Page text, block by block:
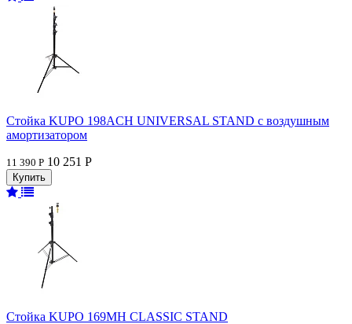
Стойка KUPO 198ACH UNIVERSAL STAND с воздушным
амортизатором
11 390 Р 10 251 Р
Стойка KUPO 169MH CLASSIC STAND